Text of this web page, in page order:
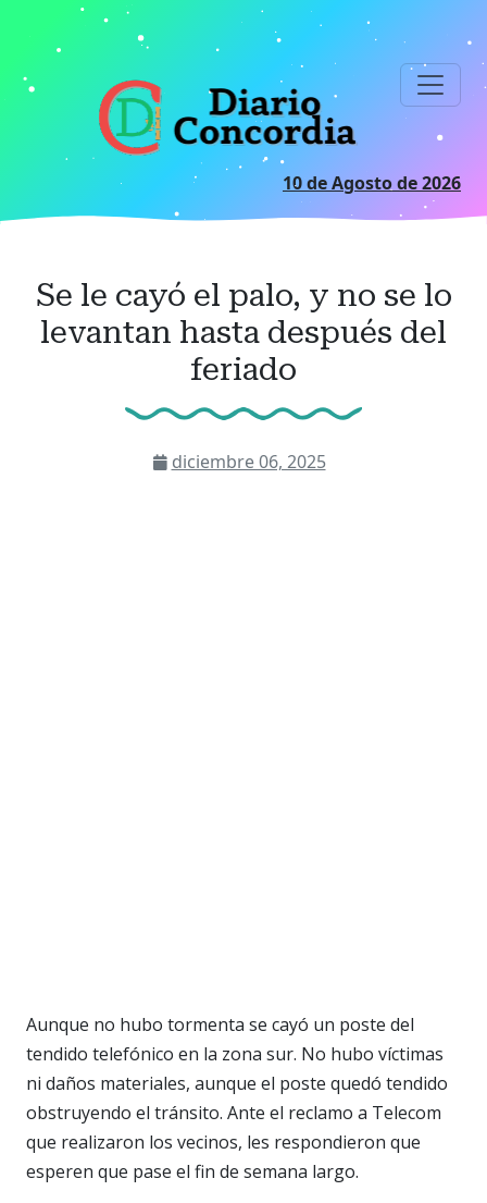
principal
10 de Agosto de 2026
Se le cayó el palo, y no se lo
levantan hasta después del
feriado
diciembre 06, 2025
Aunque no hubo tormenta se cayó un poste del
tendido telefónico en la zona sur. No hubo víctimas
ni daños materiales, aunque el poste quedó tendido
obstruyendo el tránsito. Ante el reclamo a Telecom
que realizaron los vecinos, les respondieron que
esperen que pase el fin de semana largo.